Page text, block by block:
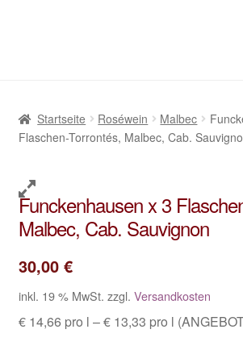
Startseite Roséwein Malbec
Flaschen-Torrontés, Malbec, Cab.
Funckenhausen x 3
Malbec, Cab. Sauvignon
30,00 €
inkl. 19 % MwSt. zzgl. Versandkosten
€ 14,66 pro l – € 13,33 pro l